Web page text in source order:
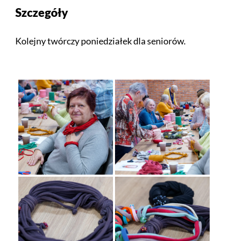
Szczegóły
Kolejny twórczy poniedziałek dla seniorów.